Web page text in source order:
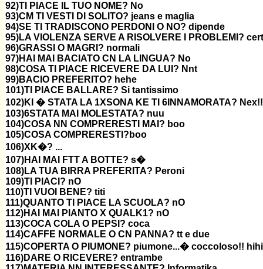
92)TI PIACE IL TUO NOME? No
93)CM TI VESTI DI SOLITO? jeans e maglia
94)SE TI TRADISCONO PERDONI O NO? dipende
95)LA VIOLENZA SERVE A RISOLVERE I PROBLEMI?
96)GRASSI O MAGRI? normali
97)HAI MAI BACIATO CN LA LINGUA? No
98)COSA TI PIACE RICEVERE DA LUI? Nnt
99)BACIO PREFERITO? hehe
101)TI PIACE BALLARE? Si tantissimo
102)KI � STATA LA 1XSONA KE TI 6INNAMORATA?
103)6STATA MAI MOLESTATA? nuu
104)COSA NN COMPRERESTI MAI? boo
105)COSA COMPRERESTI?boo
106)XK�? ...
107)HAI MAI FTT A BOTTE? s�
108)LA TUA BIRRA PREFERITA? Peroni
109)TI PIACI? nO
110)TI VUOI BENE? titi
111)QUANTO TI PIACE LA SCUOLA? nO
112)HAI MAI PIANTO X QUALK1? nO
113)COCA COLA O PEPSI? coca
114)CAFFE NORMALE O CN PANNA? tt e due
115)COPERTA O PIUMONE? piumone...� coccoloso!! hihi
116)DARE O RICEVERE? entrambe